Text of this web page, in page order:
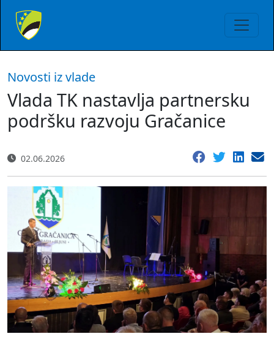
Novosti iz vlade
Vlada TK nastavlja partnersku
podršku razvoju Gračanice
02.06.2026